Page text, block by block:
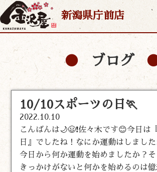
新潟県庁前店
ブログ
10/10スポーツの日🏃
2022.10.10
こんばんは🌙😃❗佐々木です😊今日は
日』でしたね！なにか運動はしまし
今日から何か運動を始めましたか？そ
きっかけがないと何かを始めるのは